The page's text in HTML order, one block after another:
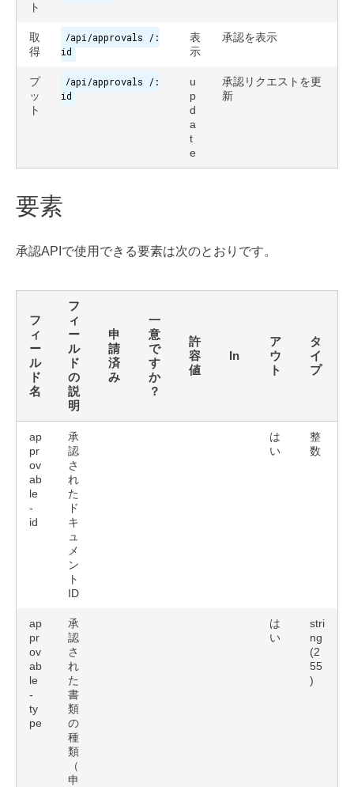
ト
取
得
/api/approvals /:
id
表
示
承認を表示
プ
ッ
ト
/api/approvals /:
id
u
p
d
a
t
e
承認リクエストを更
新
要素
承認APIで使用できる要素は次のとおりです。
フ
ィ
ー
ル
ド
名
フ
ィ
ー
ル
ド
の
説
明
申
請
済
み
一
意
で
す
か
？
許
容
値
In
ア
ウ
ト
タ
イ
プ
ap
pr
ov
ab
le
-
id
承
認
さ
れ
た
ド
キ
ュ
メ
ン
ト
ID
は
い
整
数
ap
pr
ov
ab
le
-
ty
pe
承
認
さ
れ
た
書
類
の
種
類
（
申
は
い
stri
ng
(2
55
)